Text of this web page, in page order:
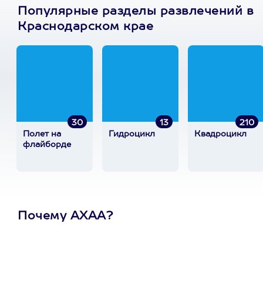
Популярные разделы развлечений в
Краснодарском крае
30
Полет на
флайборде
13
Гидроцикл
210
Квадроцикл
Почему АХАА?